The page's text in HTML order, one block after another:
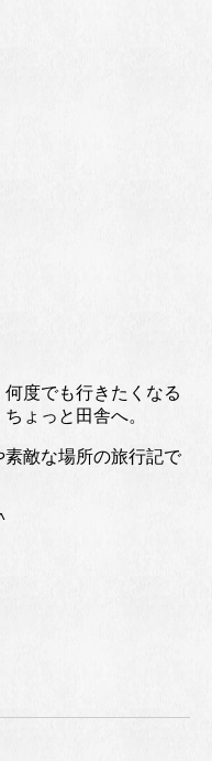
度でも行きたくなる
ょっと田舎へ。
敵な場所の旅行記で